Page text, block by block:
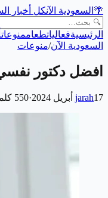
🌴 السعودية الآنكل أخبار
الرئيسيةفعالياتطعاممنوعات
السعودية الآن/منوعات
افضل دكتور نفسي
jarah17 أبريل 2024 ·
550